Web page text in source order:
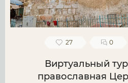
27 0
Виртуальный
православная